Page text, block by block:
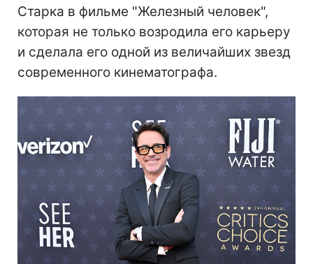
Старка в фильме "Железный человек",
которая не только возродила его карьеру
и сделала его одной из величайших звезд
современного кинематографа.